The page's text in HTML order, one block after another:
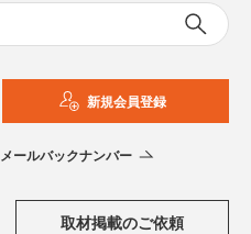
新規会員登録
メールバックナンバー
取材掲載のご依頼